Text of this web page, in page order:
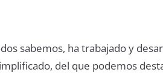
sabemos, ha trabajado y
del que podemos